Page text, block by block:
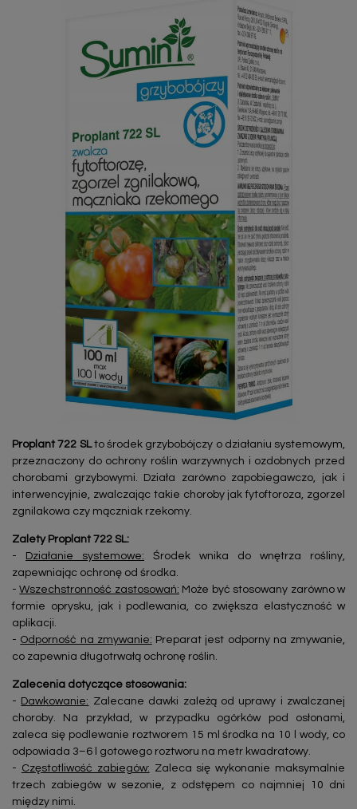
Proplant 722 SLto środek grzybobójczy o działaniu systemowym,
przeznaczony do ochrony roślin warzywnych i ozdobnych przed
chorobami grzybowymi. Działa zarówno zapobiegawczo, jak i
interwencyjnie, zwalczając takie choroby jak fytoftoroza, zgorzel
zgnilakowa czy mączniak rzekomy.
Zalety Proplant 722 SL:
-
Działanie systemowe: Środek wnika do wnętrza rośliny,
zapewniając ochronę od środka.
-Wszechstronność zastosowań: Może być stosowany zarówno w
formie oprysku, jak i podlewania, co zwiększa elastyczność w
aplikacji.
- Odporność na zmywanie: Preparat jest odporny na zmywanie,
co zapewnia długotrwałą ochronę roślin.
Zalecenia dotyczące stosowania:
- Dawkowanie: Zalecane dawki zależą od uprawy i zwalczanej
choroby. Na przykład, w przypadku ogórków pod osłonami,
zaleca się podlewanie roztworem 15 ml środka na 10 l wody, co
odpowiada 3–6 l gotowego roztworu na metr kwadratowy.
- Częstotliwość zabiegów: Zaleca się wykonanie maksymalnie
trzech zabiegów w sezonie, z odstępem co najmniej 10 dni
między nimi.